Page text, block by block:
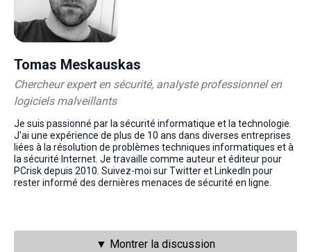
Tomas Meskauskas
Chercheur expert en sécurité, analyste professionnel en
logiciels malveillants
Je suis passionné par la sécurité informatique et la technologie.
J'ai une expérience de plus de 10 ans dans diverses entreprises
liées à la résolution de problèmes techniques informatiques et à
la sécurité Internet. Je travaille comme auteur et éditeur pour
PCrisk depuis 2010. Suivez-moi sur Twitter et LinkedIn pour
rester informé des dernières menaces de sécurité en ligne.
▼ Montrer la discussion